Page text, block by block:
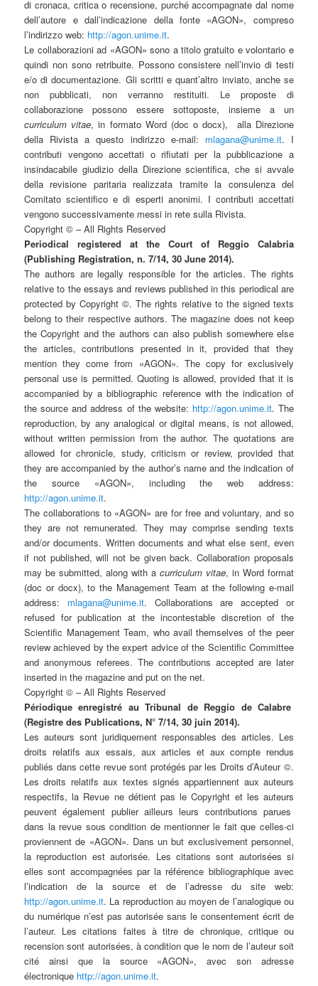
di cronaca, critica o recensione, purché accompagnate dal nome
dell’autore e dall’indicazione della fonte «AGON», compreso
l’indirizzo web: http://agon.unime.it.
Le collaborazioni ad «AGON» sono a titolo gratuito e volontario e
quindi non sono retribuite. Possono consistere nell’invio di testi
e/o di documentazione. Gli scritti e quant’altro inviato, anche se
non pubblicati, non verranno restituiti. Le proposte di
collaborazione possono essere sottoposte, insieme a un
curriculum vitae, in formato Word (doc o docx),
alla Direzione
della Rivista a questo indirizzo e-mail: mlagana@unime.it. I
contributi vengono accettati o rifiutati per la pubblicazione a
insindacabile giudizio della Direzione scientifica, che si avvale
della revisione paritaria realizzata tramite la consulenza del
Comitato scientifico e di esperti anonimi. I contributi accettati
vengono successivamente messi in rete sulla Rivista.
Copyright © – All Rights Reserved
Periodical registered at the Court of Reggio Calabria
(Publishing Registration, n. 7/14, 30 June 2014).
The authors are legally responsible for the articles. The rights
relative to the essays and reviews published in this periodical are
protected by Copyright ©. The rights relative to the signed texts
belong to their respective authors. The magazine does not keep
the Copyright and the authors can also publish somewhere else
the articles, contributions presented in it, provided that they
mention they come from «AGON». The copy for exclusively
personal use is permitted. Quoting is allowed, provided that it is
accompanied by a bibliographic reference with the indication of
the source and address of the website: http://agon.unime.it. The
reproduction, by any analogical or digital means, is not allowed,
without written permission from the author. The quotations are
allowed for chronicle, study, criticism or review, provided that
they are accompanied by the author’s name and the indication of
the source
«AGON», including the web address:
http://agon.unime.it.
The collaborations to «AGON» are for free and voluntary, and so
they are not remunerated. They may comprise sending texts
and/or documents. Written documents and what else sent, even
if not published, will not be given back. Collaboration proposals
may be submitted, along with a curriculum vitae, in Word format
(doc or docx), to the Management Team at the following e-mail
address: mlagana@unime.it. Collaborations are accepted or
refused for publication at the incontestable discretion of the
Scientific Management Team, who avail themselves of the peer
review achieved by the expert advice of the Scientific Committee
and anonymous referees. The contributions accepted are later
inserted in the magazine and put on the net.
Copyright © – All Rights Reserved
Périodique enregistré au Tribunal de Reggio de Calabre
(Registre des Publications, N° 7/14, 30 juin 2014).
Les auteurs sont juridiquement responsables des articles. Les
droits relatifs aux essais, aux articles et aux compte rendus
publiés dans cette revue sont protégés par les Droits d’Auteur ©.
Les droits relatifs aux textes signés appartiennent aux auteurs
respectifs, la Revue ne détient pas le Copyright et les auteurs
peuvent également publier ailleurs leurs contributions parues
dans la revue sous condition de mentionner le fait que celles-ci
proviennent de «AGON». Dans un but exclusivement personnel,
la reproduction est autorisée. Les citations sont autorisées si
elles sont accompagnées par la référence bibliographique avec
l’indication de la source et de l’adresse du site web:
http://agon.unime.it. La reproduction au moyen de l’analogique ou
du numérique n’est pas autorisée sans le consentement écrit de
l’auteur. Les citations faites à titre de chronique, critique ou
recension sont autorisées, à condition que le nom de l’auteur soit
cité ainsi que la source «AGON», avec son adresse
électronique http://agon.unime.it.